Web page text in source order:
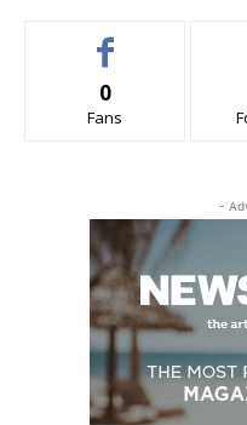
0
Fans
-